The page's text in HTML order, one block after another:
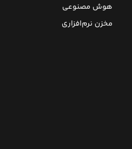
هوش مصنوعی
مخزن نرم‌افزاری